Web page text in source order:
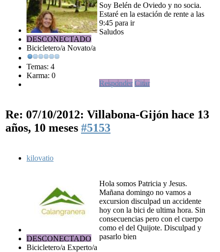
DESCONECTADO
Bicicletero/a Novato/a
Temas: 4
Karma: 0
Soy Belén de Oviedo y no socia.
Estaré en la estación de rente a las
9:45 para ir
Saludos
Responder Citar
Re: 07/10/2012: Villabona-Gijón hace 13
años, 10 meses #5153
kilovatio
DESCONECTADO
Bicicletero/a Experto/a
Hola somos Patricia y Jesus.
Mañana domingo no vamos a
excursion disculpad un accidente
hoy con la bici de ultima hora. Sin
consecuencias pero con el cuerpo
como el del Quijote. Disculpad y
pasarlo bien